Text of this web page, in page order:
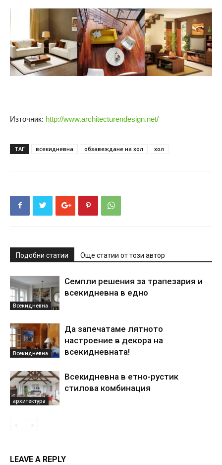
Източник: http://www.architecturendesign.net/
ТАГ всекидневна обзавеждане на хол хол
Подобни статии Още статии от този автор
Всекидневна
Семпли решения за трапезария и
всекидневна в едно
Всекидневна
Да запечатаме лятното
настроение в декора на
всекидневната!
архитектура
Всекидневна в етно-рустик
стилова комбинация
LEAVE A REPLY